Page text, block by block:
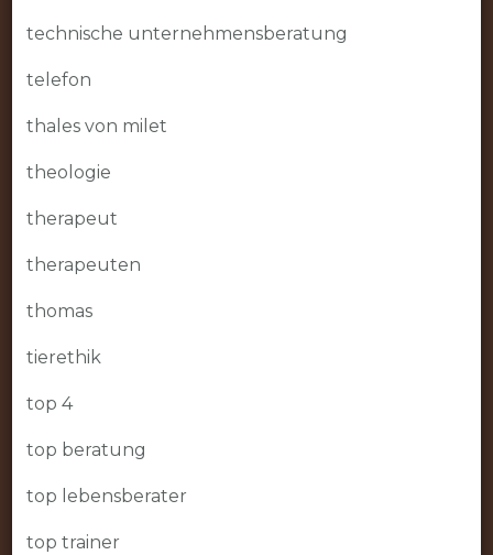
technische unternehmensberatung
telefon
thales von milet
theologie
therapeut
therapeuten
thomas
tierethik
top 4
top beratung
top lebensberater
top trainer